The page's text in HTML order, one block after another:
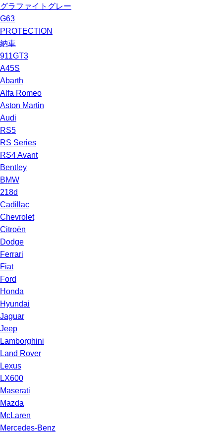
グラファイトグレー
G63
PROTECTION
納車
911GT3
A45S
Abarth
Alfa Romeo
Aston Martin
Audi
RS5
RS Series
RS4 Avant
Bentley
BMW
218d
Cadillac
Chevrolet
Citroën
Dodge
Ferrari
Fiat
Ford
Honda
Hyundai
Jaguar
Jeep
Lamborghini
Land Rover
Lexus
LX600
Maserati
Mazda
McLaren
Mercedes-Benz